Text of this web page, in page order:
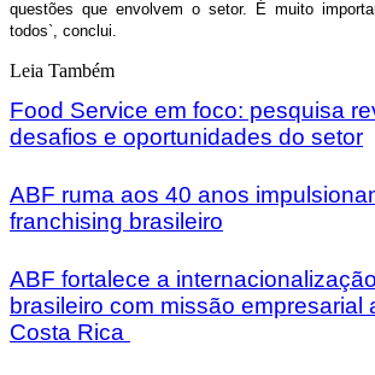
questões que envolvem o setor. É muito
todos`, conclui.
Leia Também
Food Service em foco: pesquisa
desafios e oportunidades do setor
ABF ruma aos 40 anos
franchising brasileiro
ABF fortalece a
brasileiro com missão empresarial
Costa Rica